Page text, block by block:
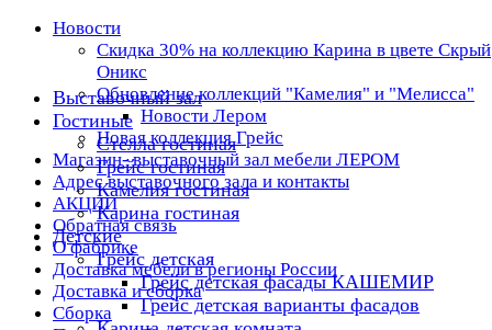
Новости
Скидка 30% на коллекцию Карина в цвете Скрый
Оникс
Обновление коллекций "Камелия" и "Мелисса"
Новости Лером
Новая коллекция Грейс
Магазин- выставочный зал мебели ЛЕРОМ
Адрес выставочного зала и контакты
АКЦИИ
Обратная связь
О фабрике
Доставка мебели в регионы России
Доставка и сборка
Сборка
Выставочный зал
Гостиные
Стелла гостиная
Грейс гостиная
Камелия гостиная
Карина гостиная
Детские
Грейс детская
Грейс детская фасады КАШЕМИР
Грейс детская варианты фасадов